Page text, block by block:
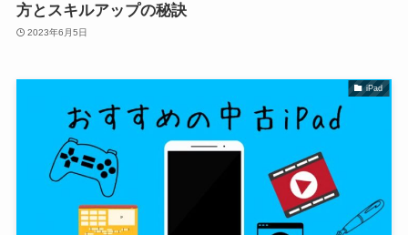
方とスキルアップの秘訣
2023年6月5日
iPad